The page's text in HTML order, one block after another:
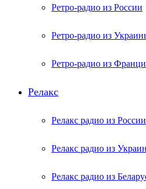
Ретро-радио из России
Ретро-радио из
Ретро-радио из
Релакс
Релакс радио из России
Релакс радио из
Релакс радио из